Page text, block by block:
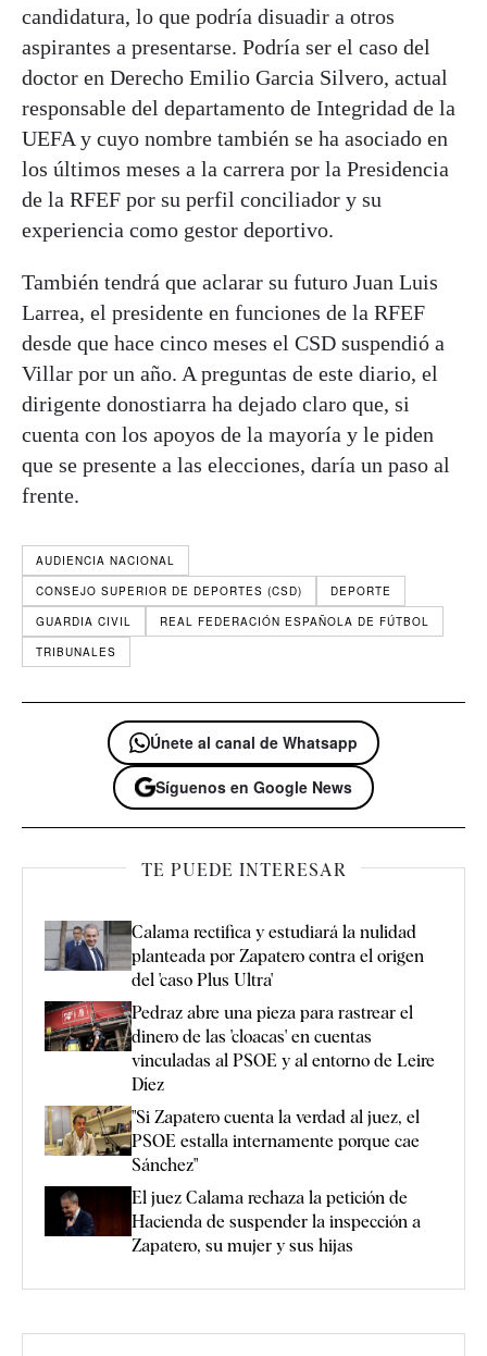
candidatura, lo que podría disuadir a otros
aspirantes a presentarse. Podría ser el caso del
doctor en Derecho Emilio Garcia Silvero, actual
responsable del departamento de Integridad de la
UEFA y cuyo nombre también se ha asociado en
los últimos meses a la carrera por la Presidencia
de la RFEF por su perfil conciliador y su
experiencia como gestor deportivo.
También tendrá que aclarar su futuro Juan Luis
Larrea, el presidente en funciones de la RFEF
desde que hace cinco meses el CSD suspendió a
Villar por un año. A preguntas de este diario, el
dirigente donostiarra ha dejado claro que, si
cuenta con los apoyos de la mayoría y le piden
que se presente a las elecciones, daría un paso al
frente.
AUDIENCIA NACIONAL
CONSEJO SUPERIOR DE DEPORTES (CSD)
DEPORTE
GUARDIA CIVIL
REAL FEDERACIÓN ESPAÑOLA DE FÚTBOL
TRIBUNALES
Únete al canal de Whatsapp
Síguenos en Google News
TE PUEDE INTERESAR
Calama rectifica y estudiará la nulidad
planteada por Zapatero contra el origen
del 'caso Plus Ultra'
Pedraz abre una pieza para rastrear el
dinero de las 'cloacas' en cuentas
vinculadas al PSOE y al entorno de Leire
Díez
"Si Zapatero cuenta la verdad al juez, el
PSOE estalla internamente porque cae
Sánchez"
El juez Calama rechaza la petición de
Hacienda de suspender la inspección a
Zapatero, su mujer y sus hijas